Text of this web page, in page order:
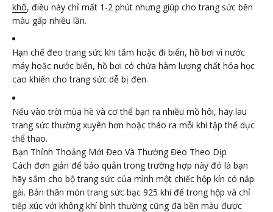
khô, điều này chỉ mất 1-2 phút nhưng giúp cho trang sức bền
màu gấp nhiều lần.
Hạn chế đeo trang sức khi tắm hoặc đi biển, hồ bơi vì nước
máy hoặc nước biển, hồ bơi có chứa hàm lượng chất hóa học
cao khiến cho trang sức dễ bị đen.
Nếu vào trời mùa hè và cơ thể bạn ra nhiều mồ hôi, hãy lau
trang sức thường xuyên hơn hoặc tháo ra mỗi khi tập thể dục
thể thao.
Bạn Thỉnh Thoảng Mới Đeo Và Thường Đeo Theo Dịp
Cách đơn giản để bảo quản trong trường hợp này đó là bạn
hãy sắm cho bộ trang sức của mình một chiếc hộp kín có nắp
gài. Bản thân món trang sức bạc 925 khi để trong hộp và chỉ
tiếp xúc với không khí bình thường cũng đã bền màu được